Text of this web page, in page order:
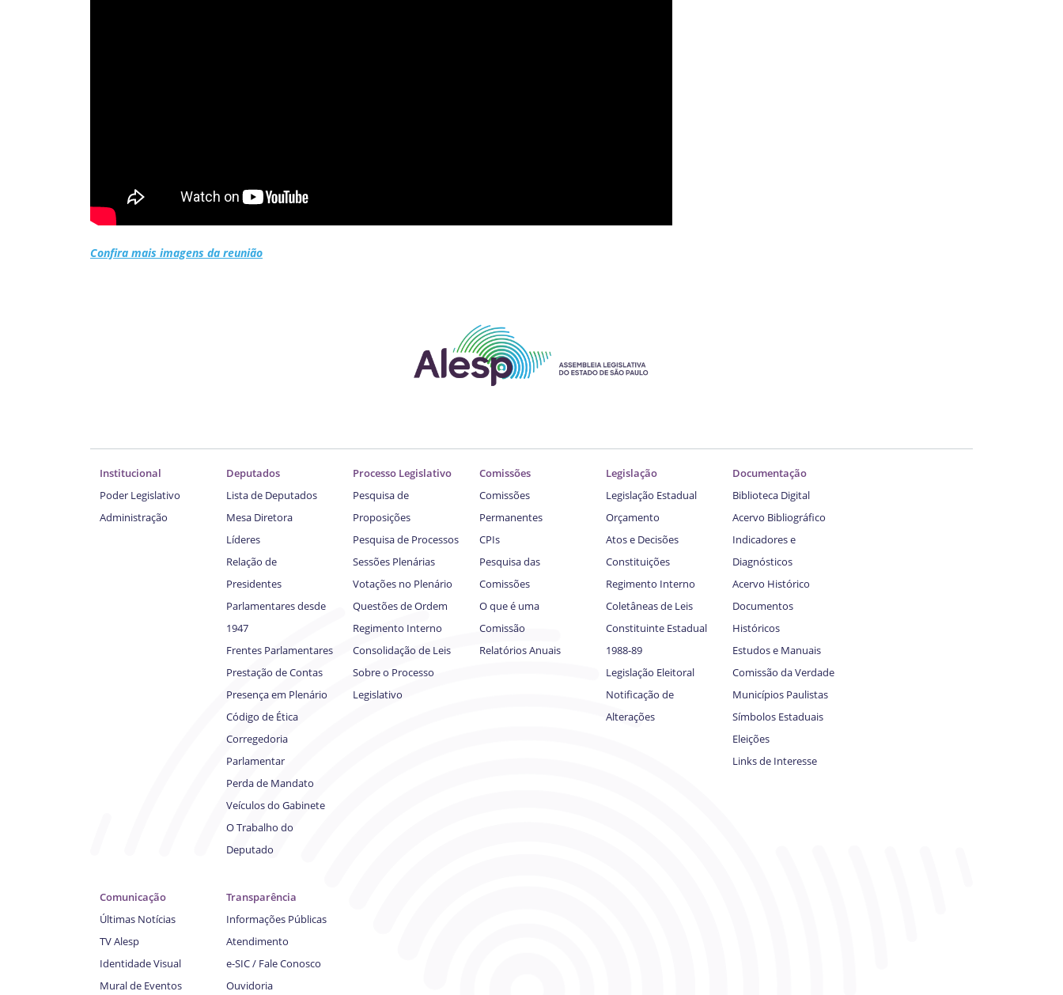
Confira mais imagens da reunião
Institucional
Poder Legislativo
Administração
Deputados
Lista de Deputados
Mesa Diretora
Líderes
Relação de
Presidentes
Parlamentares desde
1947
Frentes Parlamentares
Prestação de Contas
Presença em Plenário
Código de Ética
Corregedoria
Parlamentar
Perda de Mandato
Veículos do Gabinete
O Trabalho do
Deputado
Processo Legislativo
Pesquisa de
Proposições
Pesquisa de Processos
Sessões Plenárias
Votações no Plenário
Questões de Ordem
Regimento Interno
Consolidação de Leis
Sobre o Processo
Legislativo
Comissões
Comissões
Permanentes
CPIs
Pesquisa das
Comissões
O que é uma
Comissão
Relatórios Anuais
Legislação
Legislação Estadual
Orçamento
Atos e Decisões
Constituições
Regimento Interno
Coletâneas de Leis
Constituinte Estadual
1988-89
Legislação Eleitoral
Notificação de
Alterações
Documentação
Biblioteca Digital
Acervo Bibliográfico
Indicadores e
Diagnósticos
Acervo Histórico
Documentos
Históricos
Estudos e Manuais
Comissão da Verdade
Municípios Paulistas
Símbolos Estaduais
Eleições
Links de Interesse
Comunicação
Últimas Notícias
TV Alesp
Identidade Visual
Mural de Eventos
Transparência
Informações Públicas
Atendimento
e-SIC / Fale Conosco
Ouvidoria